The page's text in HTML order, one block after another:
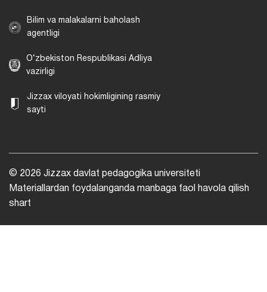
Bilim va malakalarni baholash
agentligi
O‘zbekiston Respublikasi Adliya
vazirligi
Jizzax viloyati hokimligining rasmiy
sayti
© 2026 Jizzax davlat pedagogika universiteti
Materiallardan foydalanganda manbaga faol havola qilish
shart